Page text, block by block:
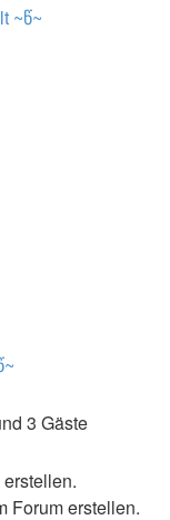
~წ~
3 Gäste
Forum erstellen.